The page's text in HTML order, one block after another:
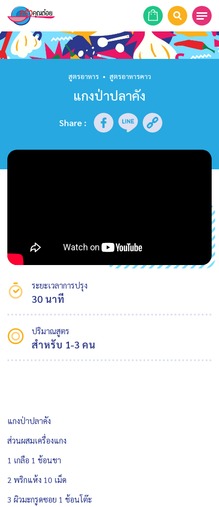
หน้าแรก
รายการย้อนหลัง
สูตรอาหาร • สูตรอาหารคาว
แกงป่าปลาคัง
Share :
ระยะเวลาการปรุง
30 นาที
ปริมาณสูตร
สำหรับ 1-3 คน
แกงป่าปลาคัง
ส่วนผสมเครื่องแกง
1 เกลือ 1 ช้อนชา
2 พริกแห้ง 10 เม็ด
3 ผิวมะกรูดซอย 1 ช้อนโต๊ะ